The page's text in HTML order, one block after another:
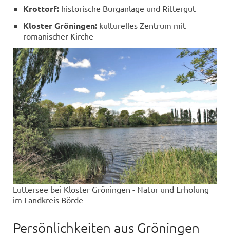
Krottorf: historische Burganlage und Rittergut
Kloster Gröningen: kulturelles Zentrum mit
romanischer Kirche
Luttersee bei Kloster Gröningen - Natur und Erholung
im Landkreis Börde
Persönlichkeiten aus Gröningen